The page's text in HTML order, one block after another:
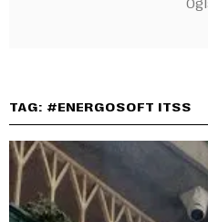
TAG: #ENERGOSOFT ITSS